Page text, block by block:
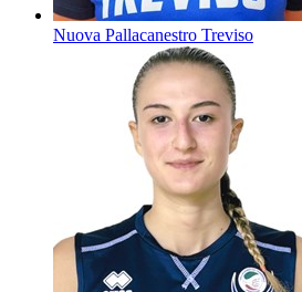
Nuova Pallacanestro Treviso